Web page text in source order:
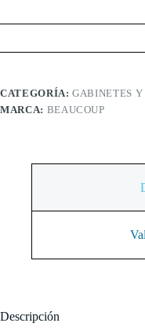
CATEGORÍA:GABINETES
MARCA: BEAUCOUP
Descripción